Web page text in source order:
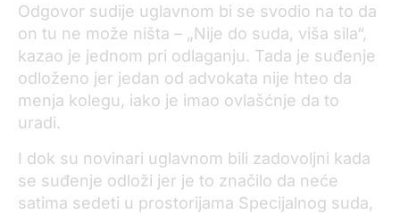
Odgovor sudije uglavnom bi se svodio na to da
on tu ne može ništa – „Nije do suda, viša sila“,
kazao je jednom pri odlaganju. Tada je suđenje
odloženo jer jedan od advokata nije hteo da
menja kolegu, iako je imao ovlašćnje da to
uradi.
I dok su novinari uglavnom bili zadovoljni kada
se suđenje odloži jer je to značilo da neće
satima sedeti u prostorijama Specijalnog suda,